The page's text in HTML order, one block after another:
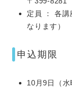
定員 ： 各
なります）
申込期限
10月9日（水